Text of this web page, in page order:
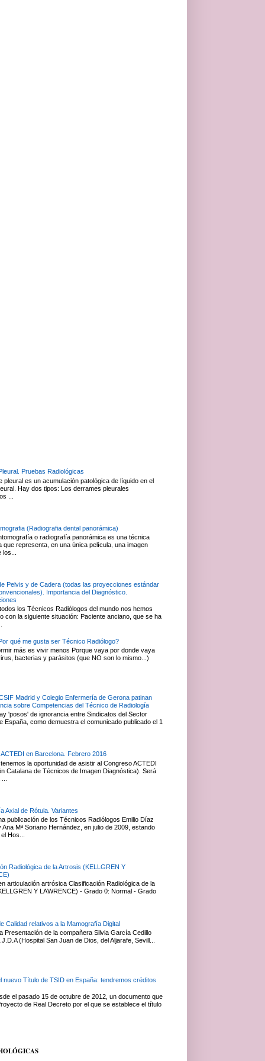
Pruebas Radiológicas
pleural es un acumulación patológica de líquido en el
Hay dos tipos: Los derrames pleurales
...
(Radiografia dental panorámica)
o radiografía panorámica es una técnica
que representa, en una única película, una imagen
Pelvis y de Cadera (todas las proyecciones estándar
Importancia del Diagnóstico.
los Técnicos Radiólogos del mundo nos hemos
con la siguiente situación: Paciente anciano, que se ha
qué me gusta ser Técnico Radiólogo?
más es vivir menos Porque vaya por donde vaya
bacterias y parásitos (que NO son lo mismo...)
Madrid y Colegio Enfermería de Gerona patinan
sobre Competencias del Técnico de Radiología
'posos' de ignorancia entre Sindicatos del Sector
España, como demuestra el comunicado publicado el 1
en Barcelona. Febrero 2016
la oportunidad de asistir al Congreso ACTEDI
Catalana de Técnicos de Imagen Diagnóstica). Será
Axial de Rótula. Variantes
publicación de los Técnicos Radiólogos Emilio Díaz
Ana Mª Soriano Hernández, en julio de 2009, estando
Hos...
Radiológica de la Artrosis (KELLGREN Y
articulación artrósica Clasificación Radiológica de la
Y LAWRENCE) - Grado 0: Normal - Grado
Calidad relativos a la Mamografía Digital
Presentación de la compañera Silvia García Cedillo
(Hospital San Juan de Dios, del Aljarafe, Sevill...
nuevo Título de TSID en España: tendremos créditos
el pasado 15 de octubre de 2012, un documento que
de Real Decreto por el que se establece el título